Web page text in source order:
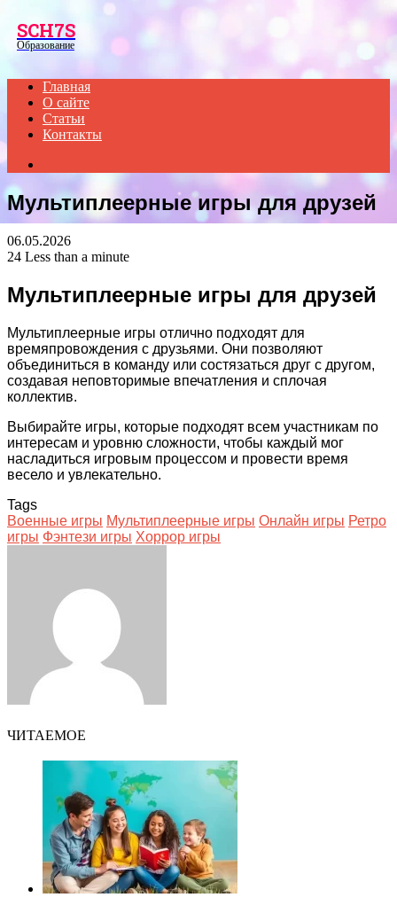
SCH7S
Образование
Главная
О сайте
Статьи
Контакты
Мультиплеерные игры для друзей
06.05.2026
24 Less than a minute
Мультиплеерные игры для друзей
Мультиплеерные игры отлично подходят для
времяпровождения с друзьями. Они позволяют
объединиться в команду или состязаться друг с другом,
создавая неповторимые впечатления и сплочая
коллектив.
Выбирайте игры, которые подходят всем участникам по
интересам и уровню сложности, чтобы каждый мог
насладиться игровым процессом и провести время
весело и увлекательно.
Tags
Военные игры Мультиплеерные игры Онлайн игры Ретро
игры Фэнтези игры Хоррор игры
ЧИТАЕМОЕ